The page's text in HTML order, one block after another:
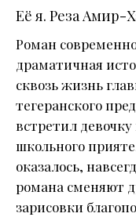
Её я. Реза Амир-
Роман
драматичная
сквозь жизнь
тегеранского
встретил девочку
школьного
оказалось,
романа сменяют
зарисовки